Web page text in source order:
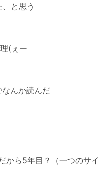
と思う
(ぇー
んか読んだ
ら5年目？（一つのサイ